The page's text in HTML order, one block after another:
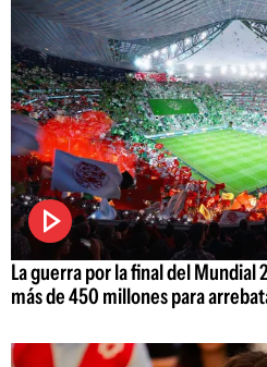
La guerra por la final del
más de 450 millones para